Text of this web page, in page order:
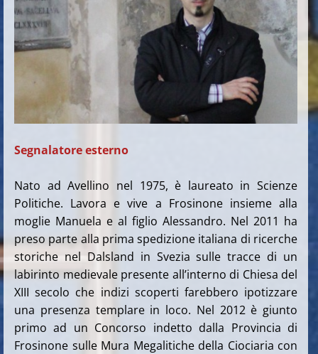
Segnalatore esterno
Nato ad Avellino nel 1975, è laureato in Scienze
Politiche. Lavora e vive a Frosinone insieme alla
moglie Manuela e al figlio Alessandro. Nel 2011 ha
preso parte alla prima spedizione italiana di ricerche
storiche nel Dalsland in Svezia sulle tracce di un
labirinto medievale presente all’interno di Chiesa del
XIII secolo che indizi scoperti farebbero ipotizzare
una presenza templare in loco. Nel 2012 è giunto
primo ad un Concorso indetto dalla Provincia di
Frosinone sulle Mura Megalitiche della Ciociaria con